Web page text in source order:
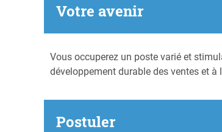
Votre avenir
Vous occuperez un poste varié et
développement durable des ventes et
Postuler